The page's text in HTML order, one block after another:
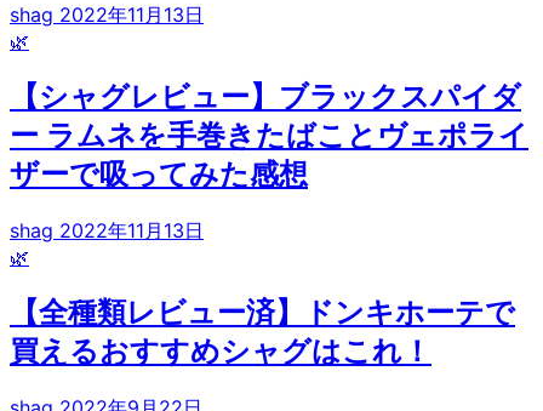
shag 2022年11月13日
🌿
【シャグレビュー】ブラックスパイダ
ー ラムネを手巻きたばことヴェポライ
ザーで吸ってみた感想
shag 2022年11月13日
🌿
【全種類レビュー済】ドンキホーテで
買えるおすすめシャグはこれ！